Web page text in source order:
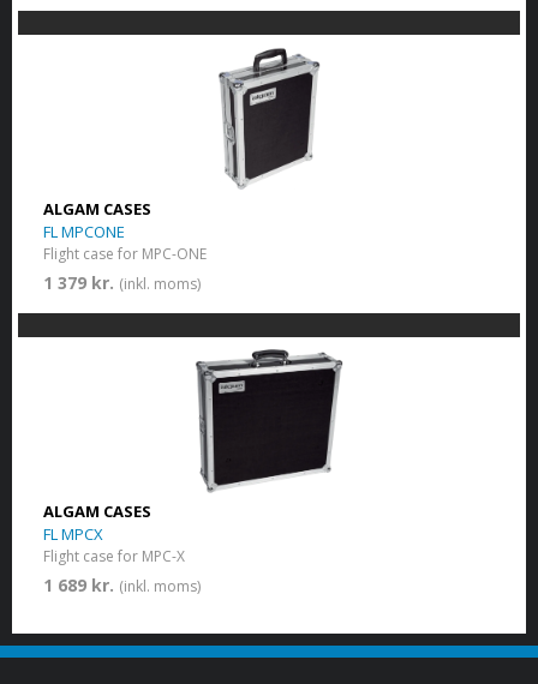
ALGAM CASES
FL MPCONE
Flight case for MPC-ONE
1 379 kr. (inkl. moms)
ALGAM CASES
FL MPCX
Flight case for MPC-X
1 689 kr. (inkl. moms)